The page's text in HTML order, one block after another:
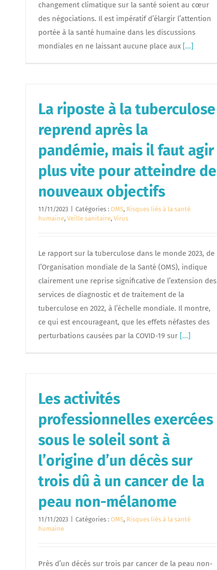
changement climatique sur la santé soient au cœur
des négociations. Il est impératif d’élargir l’attention
portée à la santé humaine dans les discussions
mondiales en ne laissant aucune place aux [...]
La riposte à la tuberculose
reprend après la
pandémie, mais il faut agir
plus vite pour atteindre de
nouveaux objectifs
11/11/2023 Catégories : OMS, Risques liés à la santé
humaine, Veille sanitaire, Virus
Le rapport sur la tuberculose dans le monde 2023, de
l’Organisation mondiale de la Santé (OMS), indique
clairement une reprise significative de l’extension des
services de diagnostic et de traitement de la
tuberculose en 2022, à l’échelle mondiale. Il montre,
ce qui est encourageant, que les effets néfastes des
perturbations causées par la COVID-19 sur [...]
Les activités
professionnelles exercées
sous le soleil sont à
l’origine d’un décès sur
trois dû à un cancer de la
peau non-mélanome
11/11/2023 Catégories : OMS, Risques liés à la santé
humaine
Près d’un décès sur trois par cancer de la peau non-